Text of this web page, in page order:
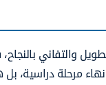
والتفاني
مرحلة دراسية،